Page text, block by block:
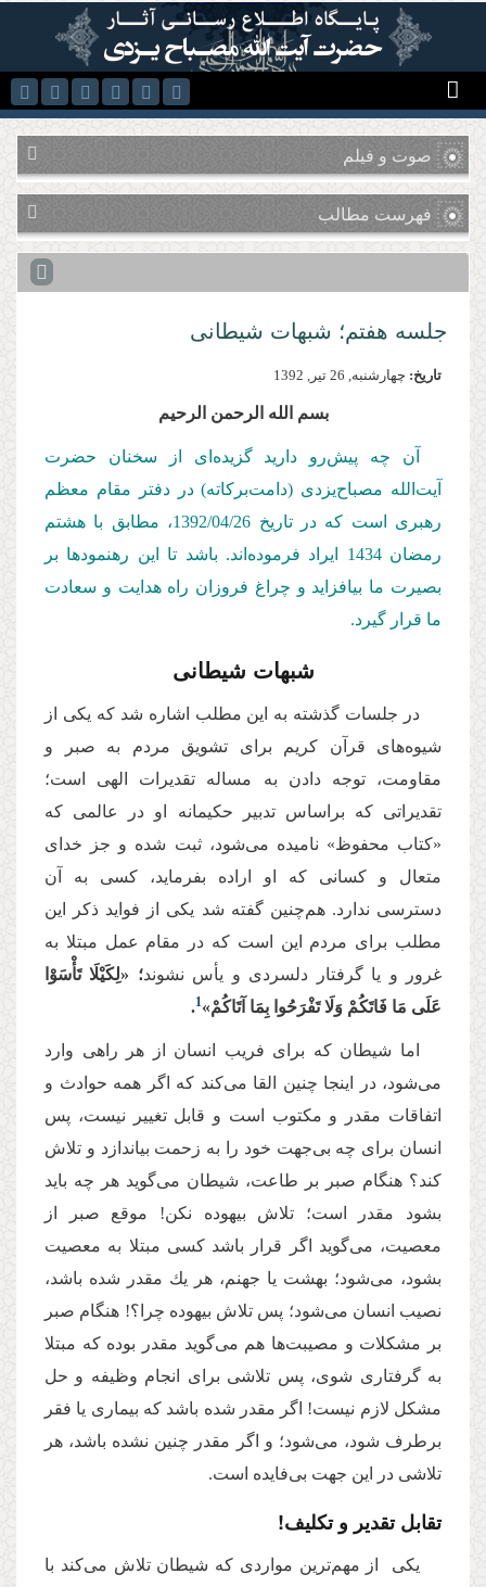
رفتن به محتوای اصلی
صوت و فیلم
فهرست مطالب
جلسه هفتم؛ شبهات شیطانی
تاریخ: چهارشنبه, 26 تير, 1392
بسم الله الرحمن الرحیم
آن چه پیش‌رو دارید گزیده‌ای از سخنان حضرت
آیت‌الله مصباح‌یزدی (دامت‌بركاته) در دفتر مقام معظم
رهبری است كه در تاریخ 1392/04/26
، مطابق با هشتم
رمضان 1434 ایراد فرموده‌اند. باشد تا این رهنمودها بر
بصیرت ما بیافزاید و چراغ فروزان راه هدایت و سعادت
ما قرار گیرد.
شبهات شیطانی
در جلسات گذشته به این مطلب اشاره شد كه یكی از
شیوه‌های قرآن کریم برای تشویق مردم به صبر و
مقاومت، توجه دادن به مساله تقدیرات الهی است؛
تقدیراتی که براساس تدبیر حکیمانه او در عالمی كه
«کتاب محفوظ» نامیده می‌شود، ثبت شده و جز خدای
متعال و کسانی كه او اراده بفرماید، كسی به آن
دسترسی ندارد. هم‌چنین گفته شد یکی از فواید ذکر این
مطلب برای مردم این است که در مقام عمل مبتلا به
غرور و یا گرفتار دلسردی و یأس نشوند؛ «لِكَیْلَا تَأْسَوْا
عَلَى مَا فَاتَكُمْ وَلَا تَفْرَحُوا بِمَا آتَاكُمْ»1
.
اما شیطان كه برای فریب انسان از هر راهی وارد
می‌شود، در اینجا چنین القا می‌کند که اگر همه حوادث و
اتفاقات مقدر و مکتوب است و قابل تغییر نیست، پس
انسان برای چه بی‌جهت خود را به زحمت بیاندازد و تلاش
کند؟ هنگام صبر بر طاعت، شیطان می‌گوید هر چه باید
بشود مقدر است؛ تلاش بیهوده نكن! موقع صبر از
معصیت، می‌گوید اگر قرار باشد كسی مبتلا به معصیت
بشود، می‌شود؛ بهشت یا جهنم، هر یك مقدر شده باشد،
نصیب انسان می‌شود؛ پس تلاش بیهوده چرا؟! هنگام صبر
بر مشكلات و مصیبت‌ها هم می‌گوید مقدر بوده كه مبتلا
به گرفتاری شوی، پس تلاشی برای انجام وظیفه و حل
مشكل لازم نیست! اگر مقدر شده باشد كه بیماری یا فقر
برطرف شود، می‌شود؛ و اگر مقدر چنین نشده باشد، هر
تلاشی در این جهت بی‌فایده است.
تقابل تقدیر و تكلیف!
یكی از مهم‌ترین مواردی که شیطان تلاش می‌كند با